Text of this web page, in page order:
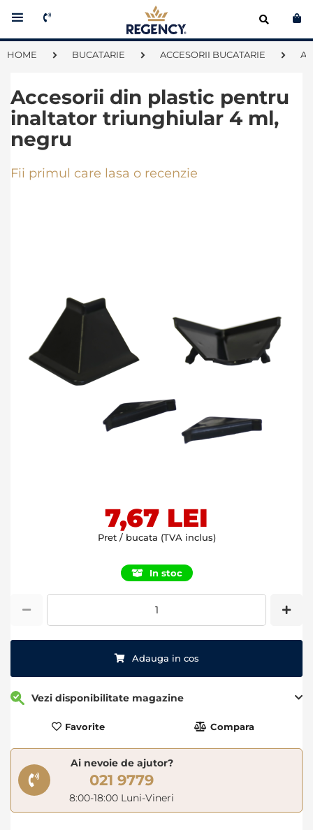
HOME BUCATARIE ACCESORII BUCATARIE
Accesorii din plastic pentru
inaltator triunghiular 4 ml,
negru
Fii primul care lasa o recenzie
7,67 LEI
Pret / bucata (TVA inclus)
In stoc
Adauga in cos
Vezi disponibilitate magazine
Favorite Compara
Ai nevoie de ajutor?
021 9779
8:00-18:00 Luni-Vineri